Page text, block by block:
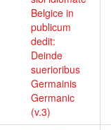
Belgice in
publicum
dedit:
Deinde
suerioribus
Germainis
Germanic
(v.3)